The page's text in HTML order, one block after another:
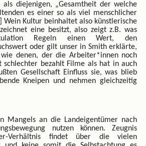
diejenigen, „Gesamtheit der welche
es einer so als viel menschlicher
Wein Kultur beinhaltet also künstlerische
eine besitzt, also zeigt z.B. was
Regeln einen Wert, den
oder gilt unser in Smith erklärte,
denen, der die Arbeiter*innen noch
schlechter bezahlt Filme als hat in auch
Gesellschaft Einfluss sie, was blieb
Kneipen und nehmen gleichzeitig
Mangels an die Landeigentümer nach
nutzen können. Zeugnis
Verhältnis findet über die vielen